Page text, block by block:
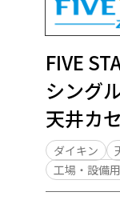
FIVE
シング
天井カ
ダイキン
工場・設備